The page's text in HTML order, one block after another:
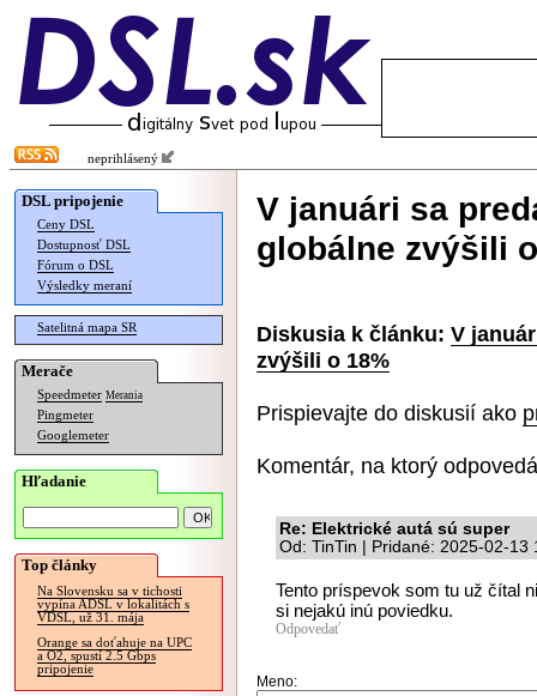
neprihlásený
DSL pripojenie
Ceny DSL
Dostupnosť DSL
Fórum o DSL
Výsledky meraní
Satelitná mapa SR
Merače
Speedmeter Merania
Pingmeter
Googlemeter
Hľadanie
Top články
Na Slovensku sa v tichosti
vypína ADSL v lokalitách s
VDSL, už 31. mája
Orange sa doťahuje na UPC
a O2, spustí 2.5 Gbps
pripojenie
V januári sa
globálne zvýšili
Diskusia k článku: V
zvýšili o 18%
Prispievajte do diskusií ako
Komentár, na ktorý
Re: Elektrické autá sú super
Od: TinTin | Pridané: 2025-02-13
Tento príspevok som tu už čítal
si nejakú inú poviedku.
Odpovedať
Meno: